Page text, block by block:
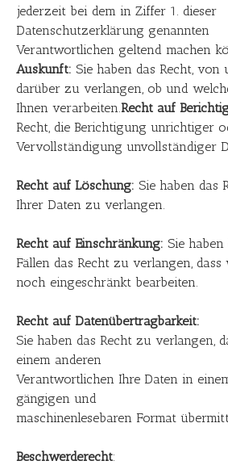
jederzeit bei dem in Ziffer 1. dieser
Datenschutzerklärung genannten
Verantwortlichen geltend machen
Auskunft: Sie haben das Recht, von
darüber zu verlangen, ob und
Ihnen verarbeiten. Recht auf
Recht, die Berichtigung unrichtiger
Vervollständigung unvollständiger
Recht auf Löschung: Sie haben das
Ihrer Daten zu verlangen.
Recht auf Einschränkung: Sie
Fällen das Recht zu verlangen,
noch eingeschränkt bearbeiten.
Recht auf Datenübertragbarkeit:
Sie haben das Recht zu verlangen,
einem anderen
Verantwortlichen Ihre Daten in
gängigen und
maschinenlesebaren Format
Beschwerderecht: